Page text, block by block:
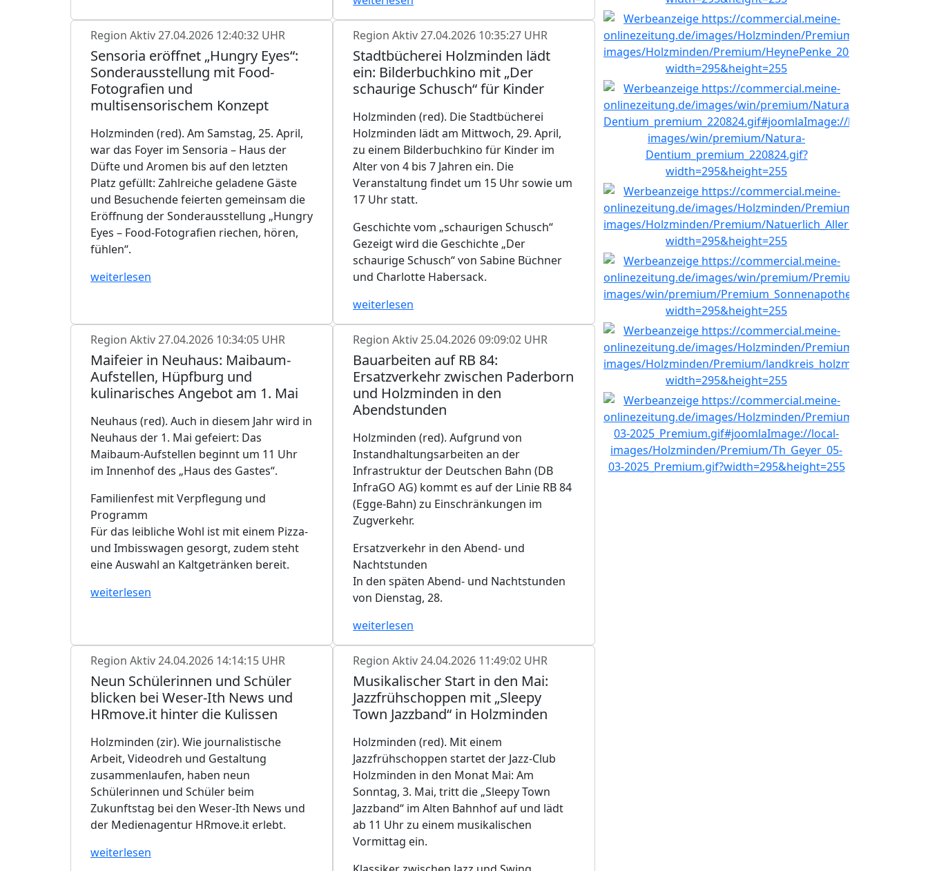
Region Aktiv27.04.2026 12:40:32 UHR
Sensoria eröffnet „Hungry Eyes“:
Sonderausstellung mit Food-
Fotografien und
multisensorischem Konzept
Holzminden (red). Am Samstag, 25. April,
war das Foyer im Sensoria – Haus der
Düfte und Aromen bis auf den letzten
Platz gefüllt: Zahlreiche geladene Gäste
und Besuchende feierten gemeinsam die
Eröffnung der Sonderausstellung „Hungry
Eyes – Food-Fotografien riechen, hören,
fühlen“.
weiterlesen
Region Aktiv27.04.2026 10:35:27 UHR
Stadtbücherei Holzminden lädt
ein: Bilderbuchkino mit „Der
schaurige Schusch“ für Kinder
Holzminden (red). Die Stadtbücherei
Holzminden lädt am Mittwoch, 29. April,
zu einem Bilderbuchkino für Kinder im
Alter von 4 bis 7 Jahren ein. Die
Veranstaltung findet um 15 Uhr sowie um
17 Uhr statt.
Geschichte vom „schaurigen Schusch“
Gezeigt wird die Geschichte „Der
schaurige Schusch“ von Sabine Büchner
und Charlotte Habersack.
weiterlesen
Region Aktiv27.04.2026 10:34:05 UHR
Maifeier in Neuhaus: Maibaum-
Aufstellen, Hüpfburg und
kulinarisches Angebot am 1. Mai
Neuhaus (red). Auch in diesem Jahr wird in
Neuhaus der 1. Mai gefeiert: Das
Maibaum-Aufstellen beginnt um 11 Uhr
im Innenhof des „Haus des Gastes“.
Familienfest mit Verpflegung und
Programm
Für das leibliche Wohl ist mit einem Pizza-
und Imbisswagen gesorgt, zudem steht
eine Auswahl an Kaltgetränken bereit.
weiterlesen
Region Aktiv25.04.2026 09:09:02 UHR
Bauarbeiten auf RB 84:
Ersatzverkehr zwischen Paderborn
und Holzminden in den
Abendstunden
Holzminden (red). Aufgrund von
Instandhaltungsarbeiten an der
Infrastruktur der Deutschen Bahn (DB
InfraGO AG) kommt es auf der Linie RB 84
(Egge-Bahn) zu Einschränkungen im
Zugverkehr.
Ersatzverkehr in den Abend- und
Nachtstunden
In den späten Abend- und Nachtstunden
von Dienstag, 28.
weiterlesen
Region Aktiv24.04.2026 14:14:15 UHR
Neun Schülerinnen und Schüler
blicken bei Weser-Ith News und
HRmove.it hinter die Kulissen
Holzminden (zir). Wie journalistische
Arbeit, Videodreh und Gestaltung
zusammenlaufen, haben neun
Schülerinnen und Schüler beim
Zukunftstag bei den Weser-Ith News und
der Medienagentur HRmove.it erlebt.
weiterlesen
Region Aktiv24.04.2026 11:49:02 UHR
Musikalischer Start in den Mai:
Jazzfrühschoppen mit „Sleepy
Town Jazzband“ in Holzminden
Holzminden (red). Mit einem
Jazzfrühschoppen startet der Jazz-Club
Holzminden in den Monat Mai: Am
Sonntag, 3. Mai, tritt die „Sleepy Town
Jazzband“ im Alten Bahnhof auf und lädt
ab 11 Uhr zu einem musikalischen
Vormittag ein.